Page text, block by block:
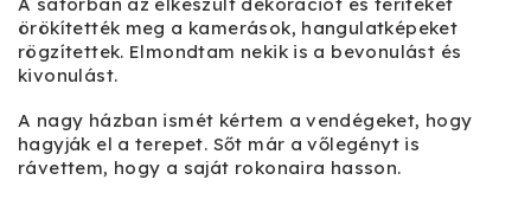
örökítették meg a kamerások, hangulatképeket
rögzítettek. Elmondtam nekik is a bevonulást és
kivonulást.
A nagy házban ismét kértem a vendégeket, hogy
hagyják el a terepet. Sőt már a vőlegényt is
rávettem, hogy a saját rokonaira hasson.